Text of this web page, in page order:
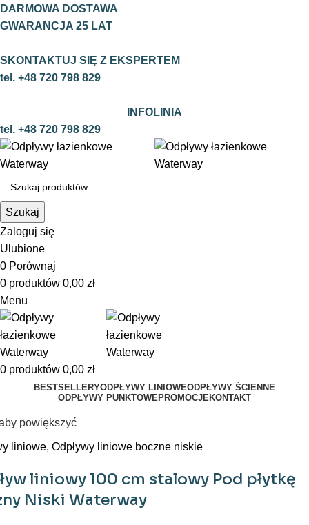
DARMOWA DOSTAWA
GWARANCJA 25 LAT
SKONTAKTUJ SIĘ Z EKSPERTEM
tel. +48 720 798 829
INFOLINIA
tel. +48 720 798 829
Szukaj
Zaloguj się
Ulubione
0 Porównaj
0 produktów 0,00 zł
Menu
0 produktów 0,00 zł
BESTSELLERYODPŁYWY LINIOWEODPŁYWY ŚCIENNE
ODPŁYWY PUNKTOWEPROMOCJEKONTAKT
powiększyć
liniowe, Odpływy liniowe boczne niskie
liniowy 100 cm stalowy Pod płytkę
Niski Waterway